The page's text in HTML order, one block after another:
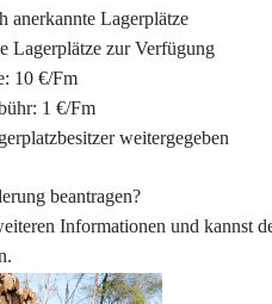
anerkannte Lagerplätze
Lagerplätze zur Verfügung
10 €/Fm
1 €/Fm
weitergegeben
beantragen?
Informationen und kannst